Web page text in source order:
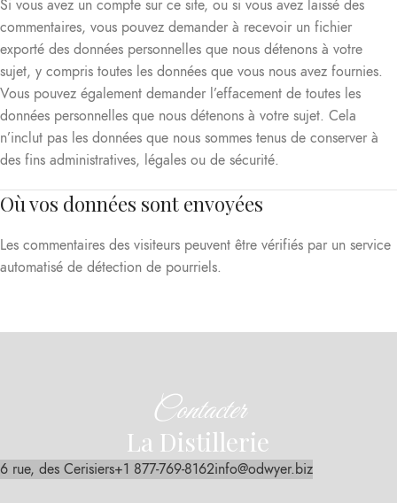
Si vous avez un compte sur ce site, ou si vous avez laissé des
commentaires, vous pouvez demander à recevoir un fichier
exporté des données personnelles que nous détenons à votre
sujet, y compris toutes les données que vous nous avez fournies.
Vous pouvez également demander l’effacement de toutes les
données personnelles que nous détenons à votre sujet. Cela
n’inclut pas les données que nous sommes tenus de conserver à
des fins administratives, légales ou de sécurité.
Où vos données sont envoyées
Les commentaires des visiteurs peuvent être vérifiés par un service
automatisé de détection de pourriels.
Contacter
La Distillerie
6 rue, des Cerisiers+1 877-769-8162info@odwyer.biz